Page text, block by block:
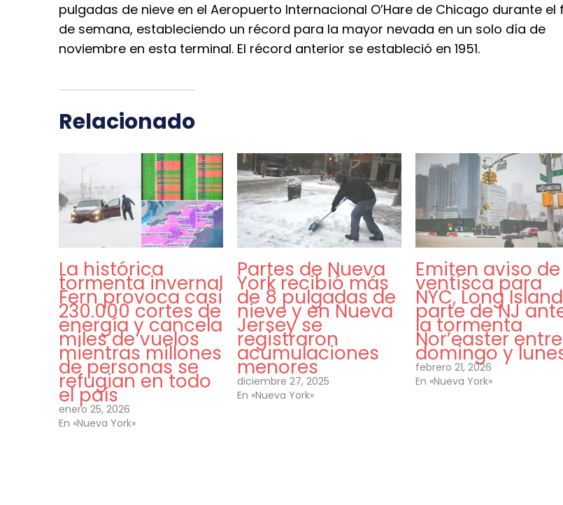
pulgadas de nieve en el Aeropuerto Internacional O’Hare de Chicago durante el
de semana, estableciendo un récord para la mayor nevada en un solo día de
noviembre en esta terminal. El récord anterior se estableció en 1951.
Relacionado
La histórica
tormenta invernal
Fern provoca casi
230.000 cortes de
energía y cancela
miles de vuelos
mientras millones
de personas se
refugian en todo
el país
enero 25, 2026
En «Nueva York»
Partes de Nueva
York recibió más
de 8 pulgadas de
nieve y en Nueva
Jersey se
registraron
acumulaciones
menores
diciembre 27, 2025
En «Nueva York»
Emiten aviso de
ventisca para
NYC, Long
parte de NJ
la tormenta
Nor’easter entre
domingo y
febrero 21, 2026
En «Nueva York»